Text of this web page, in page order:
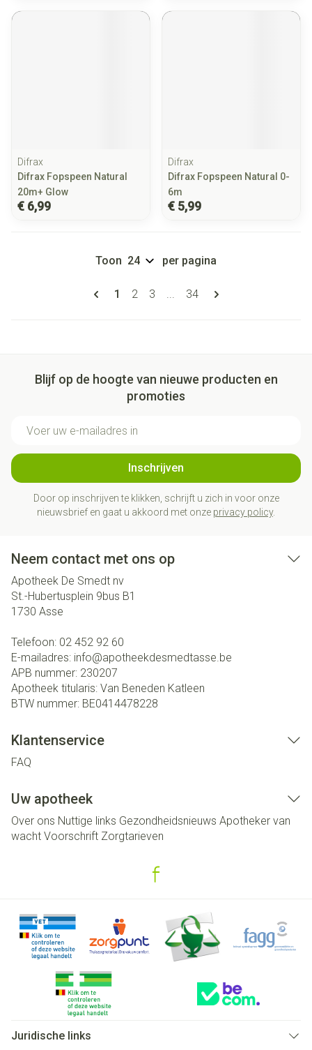
Difrax
Difrax Fopspeen Natural
20m+ Glow
€ 6,99
Difrax
Difrax Fopspeen Natural 0-
6m
€ 5,99
Pagina's
U lees momenteel pagina
1 Pagina
2 Pagina
3 ... Pagina
34
Toon per pagina
Blijf op de hoogte van nieuwe producten en
promoties
Inschrijven
Door op inschrijven te klikken, schrijft u zich in voor onze
nieuwsbrief en gaat u akkoord met onze privacy policy.
Neem contact met ons op
Apotheek De Smedt nv
St.-Hubertusplein 9bus B1
1730 Asse
Telefoon: 02 452 92 60
E-mailadres: info@apotheekdesmedtasse.be
APB nummer: 230207
Apotheek titularis: Van Beneden Katleen
BTW nummer: BE0414478228
Klantenservice
FAQ
Uw apotheek
Over ons Nuttige links Gezondheidsnieuws Apotheker van
wacht Voorschrift Zorgtarieven
Juridische links